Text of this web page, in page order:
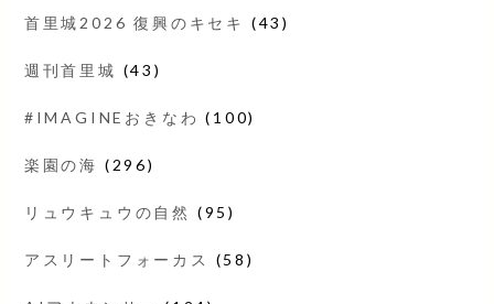
首里城2026 復興のキセキ (43)
週刊首里城 (43)
#IMAGINEおきなわ (100)
楽園の海 (296)
リュウキュウの自然 (95)
アスリートフォーカス (58)